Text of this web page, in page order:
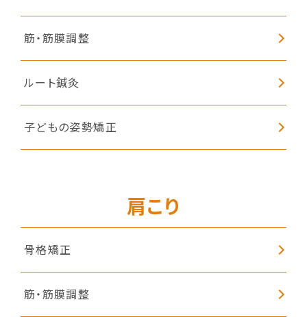
筋・筋膜調整
ルート鍼灸
子どもの姿勢矯正
肩こり
骨格矯正
筋・筋膜調整